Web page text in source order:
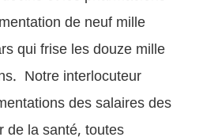
de neuf mille
qui frise les douze mille
Notre interlocuteur
des salaires des
la santé, toutes